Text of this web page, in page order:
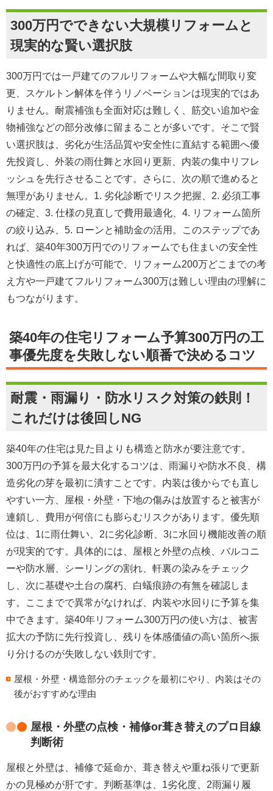
300万円でできない大規模リフォームと
現実的な賢い選択肢
300万円では一戸建てのフルリフォームや大幅な間取り変
更、スケルトン解体を伴うリノベーションは現実的ではあ
りません。耐震補強も全面対応は難しく、 筋交い追加や金
物補強などの部分改修に留まることが多いです。そこで賢
い選択肢は、劣化が生活品質や安全性に直結する範囲へ優
先投資し、 外装の雨仕舞と水回り更新、内装の集中リフレ
ッシュ を先行させることです。さらに、次の順で進めると
無理がありません。1. 劣化診断でリスク把握 、2. 必須工事
の確定 、3. 仕様の見直しで費用最適化 、4. リフォーム箇所
の絞り込み 、5. ローンと補助金の活用 。このステップであ
れば、築40年300万円でのリフォームでも住まいの安全性
と快適性の底上げが可能で、
リフォーム200万どこまでの考
え方や一戸建てフルリフォーム300万は難しい理由の理解に
もつながります。
築40年の住宅リフォーム予算300万円の工
事優先度を失敗しない順番で決めるコツ
耐震・雨漏り・防水リスク対策の鉄則！
これだけは後回しNG
築40年の住宅は見た目よりも構造と防水が要注意です。
300万円の予算を最大化するコツは、 雨漏りや防水不良、構
造劣化の芽を最初に潰すこと です。内装は後からでも直し
やすい一方、屋根・外壁・下地の傷みは放置すると被害が
連鎖し、 費用が何倍にも膨らむリスク があります。優先順
位は、1に雨仕舞い、2に劣化診断、3に水回り機能改善の順
が現実的です。具体的には、
屋根と外壁の点検、バルコニ
ーや防水層、シーリングの割れ、軒裏の染みをチェック
し、次に基礎や土台の腐朽、白蟻痕跡の有無を確認しま
す。ここまでで異常がなければ、内装や水回りに予算を集
中できます。 築40年リフォーム300万円の使い方は、被害
拡大の予防に先行投資し、残りを体感価値の高い箇所へ振
り分けるのが失敗しない鉄則です。
屋根・外壁・構造部分のチェックを最初にやり、内装はその
後がおすすめな理由
屋根・外壁の点検・補修or葺き替えのプロ目線
判断術
屋根と外壁は、 補修で延命か、葺き替えや重ね張りで更新
かの見極めが肝です。判断基準は、1劣化度、2雨漏り履